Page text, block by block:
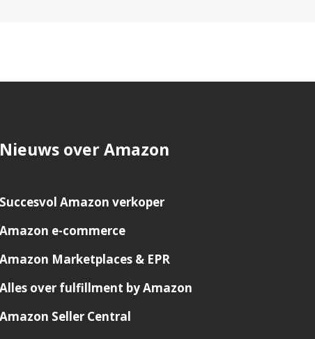
Nieuws over Amazon
Succesvol Amazon verkoper
Amazon e-commerce
Amazon Marketplaces & EPR
Alles over fulfillment by Amazon
Amazon Seller Central